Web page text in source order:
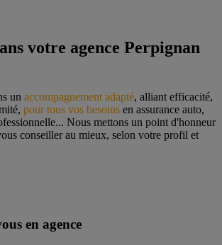
votre agence Perpignan
un accompagnement adapté, alliant efficacité,
pour tous vos besoins en assurance auto,
Nous mettons un point d'honneur
conseiller au mieux, selon votre profil et
en agence